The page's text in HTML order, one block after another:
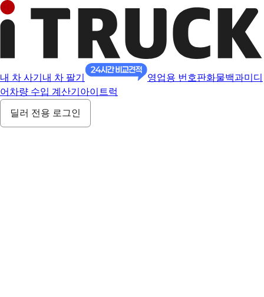
내 차 사기 내 차 팔기 영업용 번호판화물백과미디
어 차량 수입 계산기 아이트럭
딜러 전용 로그인